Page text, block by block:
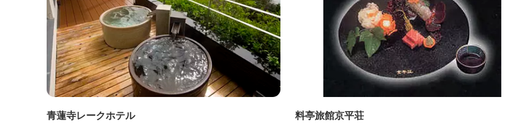
青蓮寺レークホテル
料亭旅館京平荘